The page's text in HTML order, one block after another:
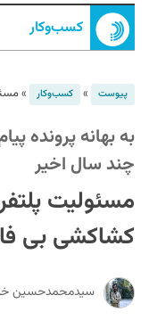
کسب‌و‌کار
پیوست » کسب‌و‌کار »
به بهانه‌ پرونده‌
چند سال اخیر
مسئولیت
کشاکشی بی
سیدمحمدحسین‌